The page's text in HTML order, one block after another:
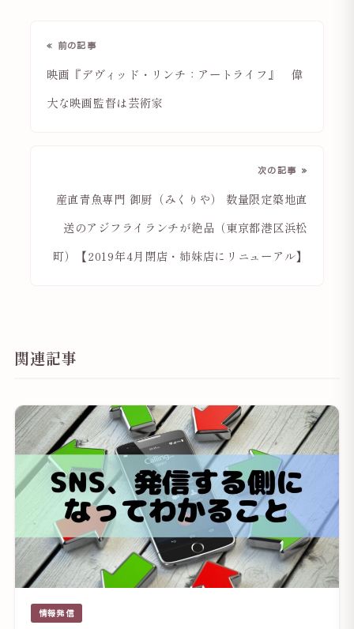
« 前の記事
映画『デヴィッド・リンチ：アートライフ』 偉
大な映画監督は芸術家
次の記事 »
産直青魚専門 御厨（みくりや） 数量限定築地直
送のアジフライランチが絶品（東京都港区浜松
町）【2019年4月閉店・姉妹店にリニューアル】
関連記事
情報発信